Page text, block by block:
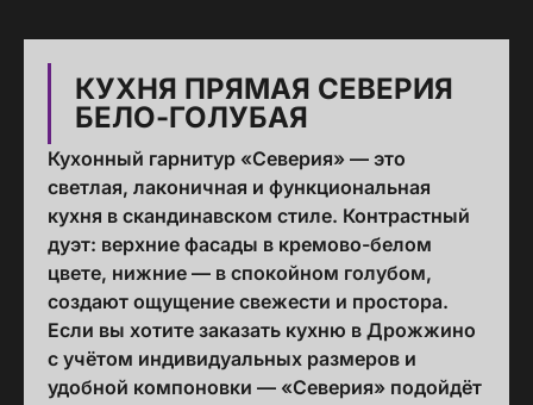
КУХНЯ ПРЯМАЯ СЕВЕРИЯ
БЕЛО-ГОЛУБАЯ
Кухонный гарнитур «Северия» — это
светлая, лаконичная и функциональная
кухня в скандинавском стиле. Контрастный
дуэт: верхние фасады в кремово-белом
цвете, нижние — в спокойном голубом,
создают ощущение свежести и простора.
Если вы хотите заказать кухню в Дрожжино
с учётом индивидуальных размеров и
удобной компоновки — «Северия» подойдёт